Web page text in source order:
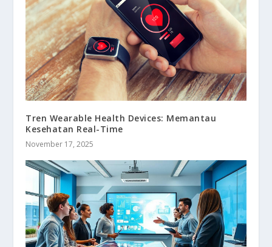
Tren Wearable Health Devices: Memantau
Kesehatan Real-Time
November 17, 2025